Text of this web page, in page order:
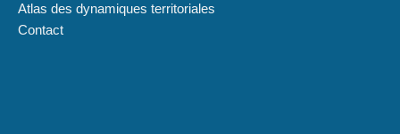
Atlas des dynamiques territoriales
Contact